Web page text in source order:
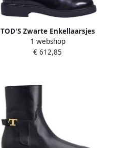
TOD'S Zwarte Enkellaarsjes
met Elastiek aan de Zijkant
Black Dames
1 webshop
€ 612,85